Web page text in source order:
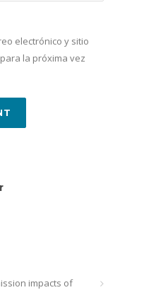
electrónico y sitio
la próxima vez
impacts of